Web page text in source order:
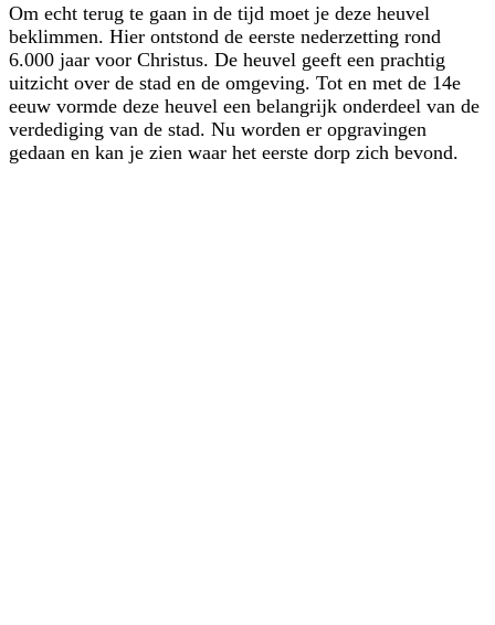
Om echt terug te gaan in de tijd moet je deze heuvel
beklimmen. Hier ontstond de eerste nederzetting rond
6.000 jaar voor Christus. De heuvel geeft een prachtig
uitzicht over de stad en de omgeving. Tot en met de 14e
eeuw vormde deze heuvel een belangrijk onderdeel van de
verdediging van de stad. Nu worden er opgravingen
gedaan en kan je zien waar het eerste dorp zich bevond.